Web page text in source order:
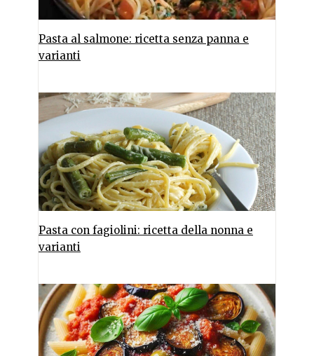
Pasta al salmone: ricetta senza panna e
varianti
Pasta con fagiolini: ricetta della nonna e
varianti